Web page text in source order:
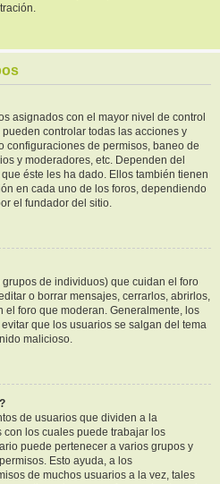
asignados con el mayor nivel de control
controlar todas las acciones y
configuraciones de permisos, baneo de
y moderadores, etc. Dependen del
éste les ha dado. Ellos también tienen
en cada uno de los foros, dependiendo
el fundador del sitio.
de individuos) que cuidan el foro
o borrar mensajes, cerrarlos, abrirlos,
el foro que moderan. Generalmente, los
que los usuarios se salgan del tema
malicioso.
de usuarios que dividen a la
los cuales puede trabajar los
puede pertenecer a varios grupos y
Esto ayuda, a los
de muchos usuarios a la vez, tales